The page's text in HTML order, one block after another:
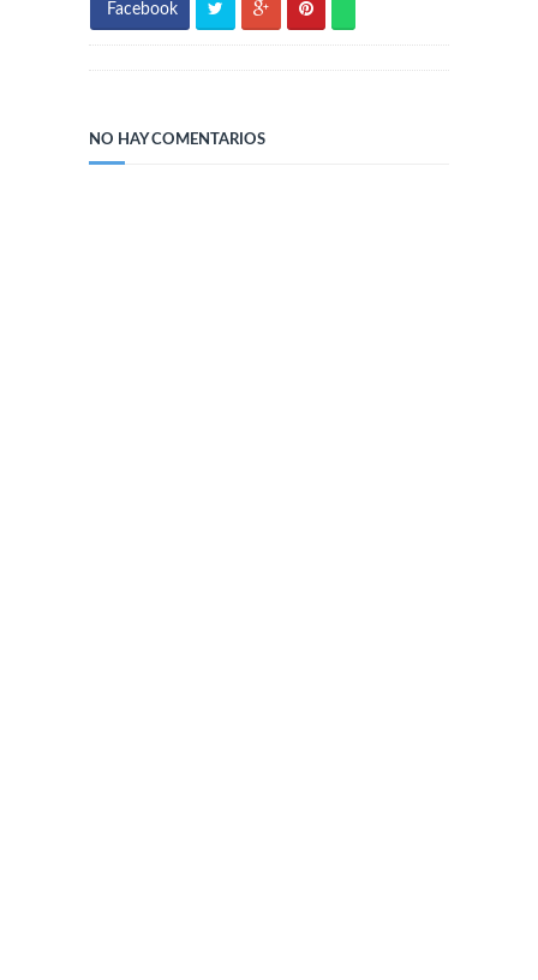
Facebook
NO HAY COMENTARIOS